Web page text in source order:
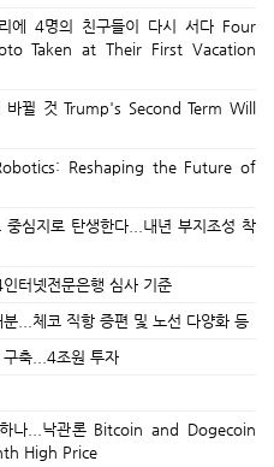
에 4명의 친구들이 다시 서다 Four
Taken at Their First Vacation
뀔 것 Trump's Second Term Will
Reshaping the Future of
심지로 탄생한다...내년 부지조성 착
터넷전문은행 심사 기준
...체코 직항 증편 및 노선 다양화 등
구축...4조원 투자
나...낙관론 Bitcoin and Dogecoin
High Price